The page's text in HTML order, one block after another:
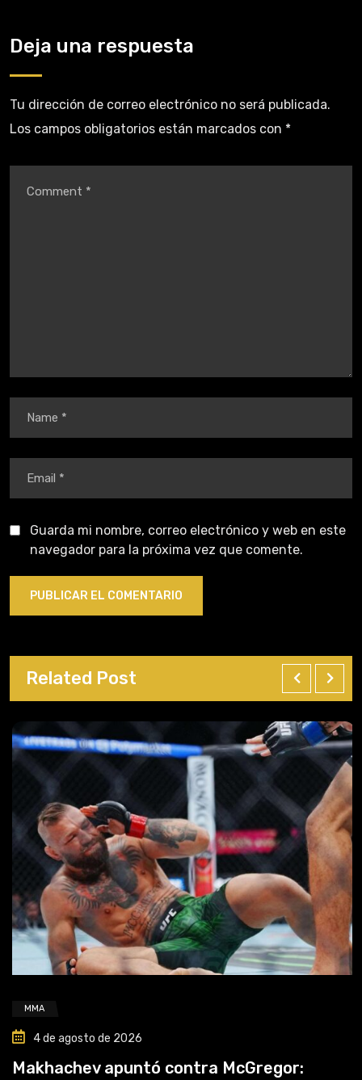
Deja una respuesta
Tu dirección de correo electrónico no será publicada.
Los campos obligatorios están marcados con *
Guarda mi nombre, correo electrónico y web en este
navegador para la próxima vez que comente.
Related Post
MMA
4 de agosto de 2026
Makhachev apuntó contra McGregor: